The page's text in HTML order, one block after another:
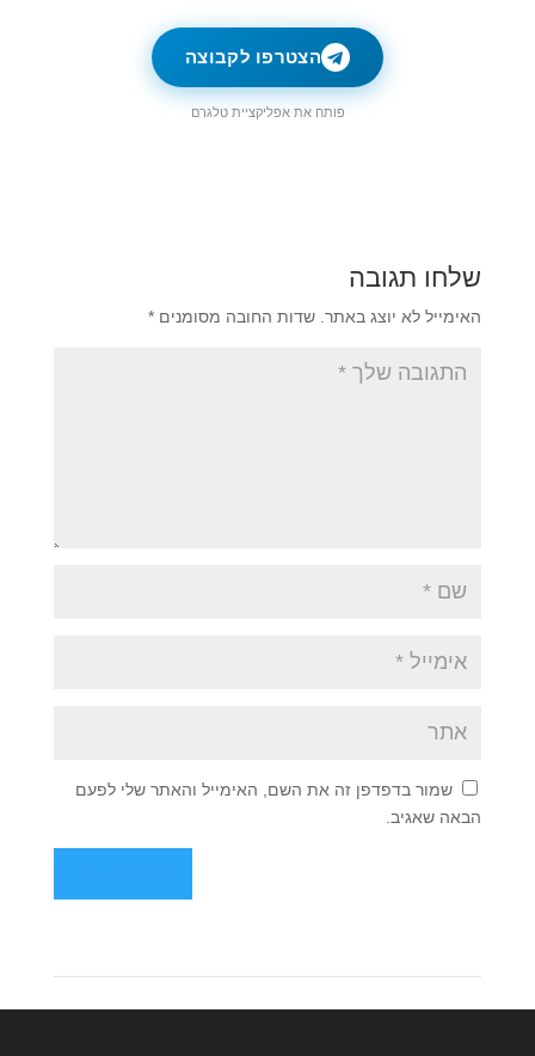
הצטרפו לקבוצה
פותח את אפליקציית טלגרם
שלחו תגובה
האימייל לא יוצג באתר. שדות החובה מסומנים *
שמור בדפדפן זה את השם, האימייל והאתר שלי לפעם
הבאה שאגיב.